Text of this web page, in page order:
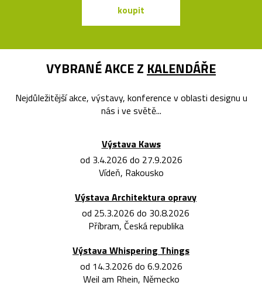
koupit
VYBRANÉ AKCE Z KALENDÁŘE
Nejdůležitější akce, výstavy, konference v oblasti designu u
nás i ve světě...
Výstava Kaws
od 3.4.2026 do 27.9.2026
Vídeň, Rakousko
Výstava Architektura opravy
od 25.3.2026 do 30.8.2026
Příbram, Česká republika
Výstava Whispering Things
od 14.3.2026 do 6.9.2026
Weil am Rhein, Německo